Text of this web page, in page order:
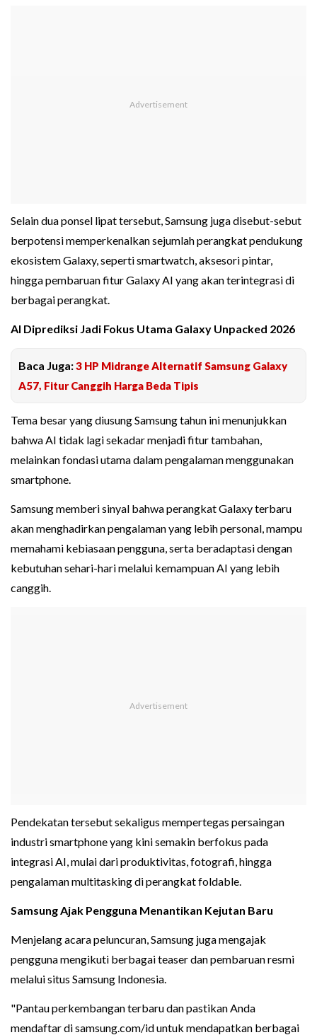
Selain dua ponsel lipat tersebut, Samsung juga disebut-sebut
berpotensi memperkenalkan sejumlah perangkat pendukung
ekosistem Galaxy, seperti smartwatch, aksesori pintar,
hingga pembaruan fitur Galaxy AI yang akan terintegrasi di
berbagai perangkat.
AI Diprediksi Jadi Fokus Utama Galaxy Unpacked 2026
Baca Juga:3 HP Midrange Alternatif Samsung Galaxy
A57, Fitur Canggih Harga Beda Tipis
Tema besar yang diusung Samsung tahun ini menunjukkan
bahwa AI tidak lagi sekadar menjadi fitur tambahan,
melainkan fondasi utama dalam pengalaman menggunakan
smartphone.
Samsung memberi sinyal bahwa perangkat Galaxy terbaru
akan menghadirkan pengalaman yang lebih personal, mampu
memahami kebiasaan pengguna, serta beradaptasi dengan
kebutuhan sehari-hari melalui kemampuan AI yang lebih
canggih.
Pendekatan tersebut sekaligus mempertegas persaingan
industri smartphone yang kini semakin berfokus pada
integrasi AI, mulai dari produktivitas, fotografi, hingga
pengalaman multitasking di perangkat foldable.
Samsung Ajak Pengguna Menantikan Kejutan Baru
Menjelang acara peluncuran, Samsung juga mengajak
pengguna mengikuti berbagai teaser dan pembaruan resmi
melalui situs Samsung Indonesia.
"Pantau perkembangan terbaru dan pastikan Anda
mendaftar di samsung.com/id untuk mendapatkan berbagai